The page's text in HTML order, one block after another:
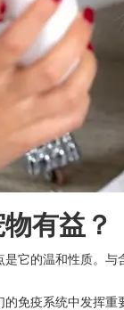
有益？
是它的温和性质。
免疫系统中发挥重